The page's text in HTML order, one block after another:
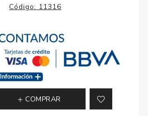
Código: 11316
COMPRAR